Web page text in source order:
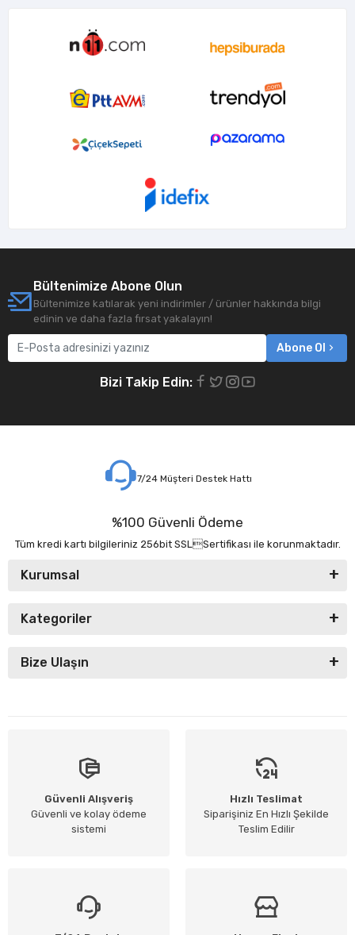
Bültenimize Abone Olun
Bültenimize katılarak yeni indirimler / ürünler hakkında bilgi
edinin ve daha fazla fırsat yakalayın!
Abone Ol
Bizi Takip Edin:
7/24 Müşteri Destek Hattı
%100 Güvenli Ödeme
Tüm kredi kartı bilgileriniz 256bit SSLSertifikası ile korunmaktadır.
Kurumsal
Kategoriler
Bize Ulaşın
Güvenli Alışveriş
Güvenli ve kolay ödeme
sistemi
Hızlı Teslimat
Siparişiniz En Hızlı Şekilde
Teslim Edilir